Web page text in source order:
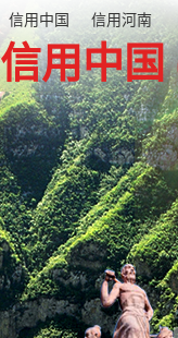
信用中国
信用中国 信用河南